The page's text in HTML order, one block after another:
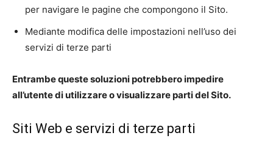
per navigare le pagine che compongono il Sito.
Mediante modifica delle impostazioni nell’uso dei
servizi di terze parti
Entrambe queste soluzioni potrebbero impedire
all’utente di utilizzare o visualizzare parti del Sito.
Siti Web e servizi di terze parti